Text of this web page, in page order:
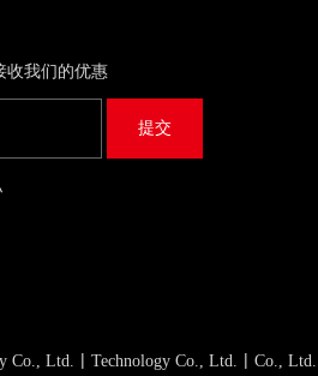
收我们的优惠
Co., Ltd. | Technology Co., Ltd. | Co., Ltd.